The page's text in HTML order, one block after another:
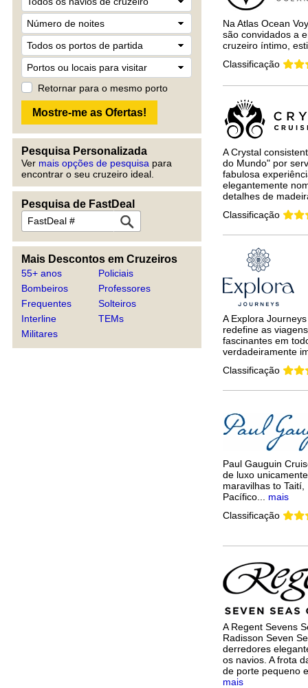
Retornar para o mesmo porto
Pesquisa Personalizada
Ver mais opções de pesquisa para
encontrar o seu cruzeiro ideal.
Pesquisa de FastDeal
Mais Descontos em Cruzeiros
55+ anos
Bombeiros
Frequentes
Interline
Militares
Policiais
Professores
Solteiros
TEMs
Na Atlas Ocean
são convidados a
cruzeiro íntimo,
Classificação
A Crystal
do Mundo" por
fabulosa
elegantemente
detalhes de
Classificação
A Explora
redefine as
fascinantes em
verdadeiramente
Classificação
Paul Gauguin
de luxo
maravilhas to
Pacífico... mais
Classificação
A Regent Sevens
Radisson Seven
derredores
os navios. A frota
de porte pequeno
mais